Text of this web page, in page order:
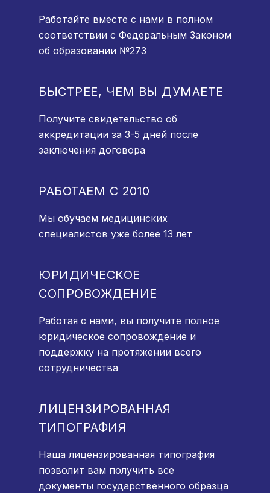
Работайте вместе с нами в полном
соответствии с Федеральным Законом
об образовании №273
ЮРИДИЧЕСКОЕ
СОПРОВОЖДЕНИЕ
Работая с нами, вы получите полное
юридическое сопровождение и
поддержку на протяжении всего
сотрудничества
РАБОТАЕМ С 2010
Мы обучаем медицинских
специалистов уже более 13 лет
ЛИЦЕНЗИРОВАННАЯ
ТИПОГРАФИЯ
Наша лицензированная типография
позволит вам получить все
документы государственного образца
БЫСТРЕЕ, ЧЕМ ВЫ ДУМАЕТЕ
Получите свидетельство об
аккредитации за 3-5 дней после
заключения договора